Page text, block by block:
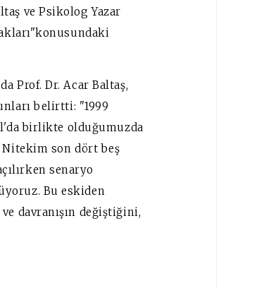
ve Psikolog Yazar
Prof. Dr. Acar Baltaş,
belirtti: "1999
birlikte olduğumuzda
Nitekim son dört beş
senaryo
Bu eskiden
davranışın değiştiğini,